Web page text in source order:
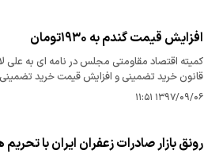
افزایش قیمت گندم به ۱۹۳۰تومان
کمیته اقتصاد مقاومتی مجلس در نامه ای به علی
قانون خرید تضمینی و افزایش قیمت خرید تضمینی گندم به
۱۳۹۷/۰۹/۰۶ ۱۱:۵۱
رونق بازار صادرات زعفران ایران با تحریم